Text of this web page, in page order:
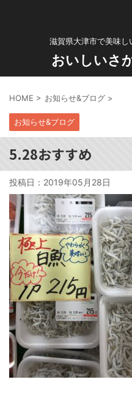
滋賀県大津市で美味し
おいしいさ
HOME > お知らせ&ブログ >
お知らせ&ブログ
5.28おすすめ
投稿日： 2019年05月28日